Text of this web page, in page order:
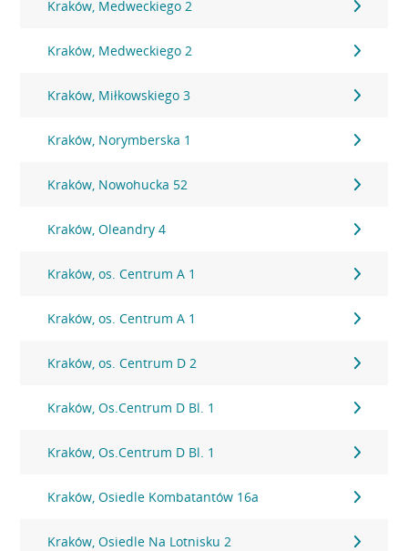
Kraków, Medweckiego 2
Kraków, Medweckiego 2
Kraków, Miłkowskiego 3
Kraków, Norymberska 1
Kraków, Nowohucka 52
Kraków, Oleandry 4
Kraków, os. Centrum A 1
Kraków, os. Centrum A 1
Kraków, os. Centrum D 2
Kraków, Os.Centrum D Bl. 1
Kraków, Os.Centrum D Bl. 1
Kraków, Osiedle Kombatantów 16a
Kraków, Osiedle Na Lotnisku 2